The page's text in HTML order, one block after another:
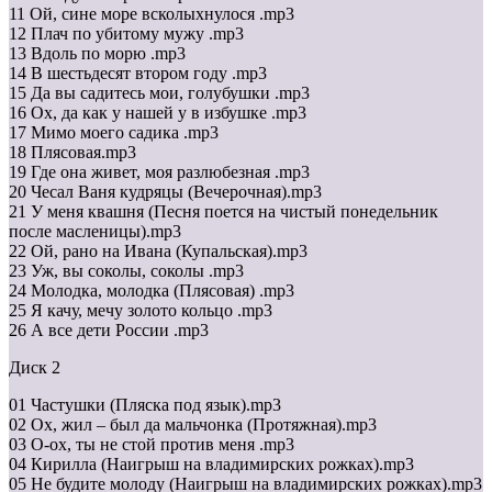
11 Ой, сине море всколыхнулося .mp3
12 Плач по убитому мужу .mp3
13 Вдоль по морю .mp3
14 В шестьдесят втором году .mp3
15 Да вы садитесь мои, голубушки .mp3
16 Ох, да как у нашей у в избушке .mp3
17 Мимо моего садика .mp3
18 Плясовая.mp3
19 Где она живет, моя разлюбезная .mp3
20 Чесал Ваня кудряцы (Вечерочная).mp3
21 У меня квашня (Песня поется на чистый понедельник
после масленицы).mp3
22 Ой, рано на Ивана (Купальская).mp3
23 Уж, вы соколы, соколы .mp3
24 Молодка, молодка (Плясовая) .mp3
25 Я качу, мечу золото кольцо .mp3
26 А все дети России .mp3
Диск 2
01 Частушки (Пляска под язык).mp3
02 Ох, жил – был да мальчонка (Протяжная).mp3
03 О-ох, ты не стой против меня .mp3
04 Кирилла (Наигрыш на владимирских рожках).mp3
05 Не будите молоду (Наигрыш на владимирских рожках).mp3